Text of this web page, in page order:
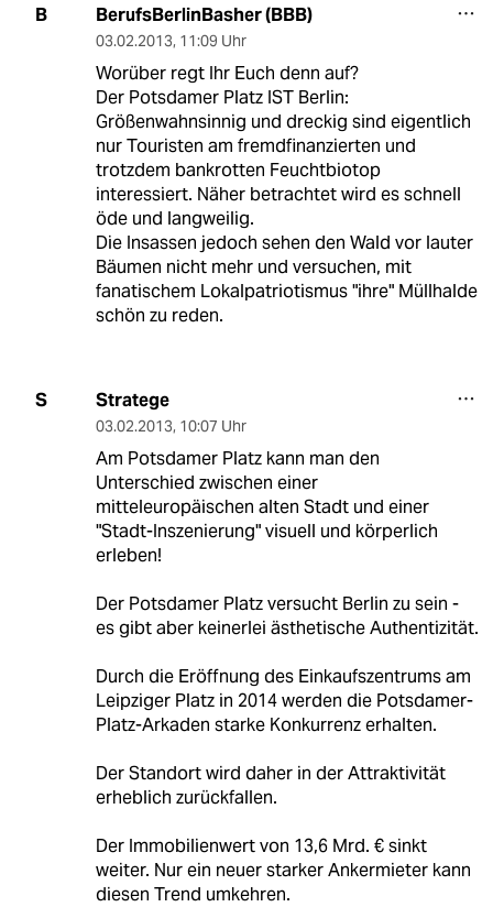
B BerufsBerlinBasher (BBB)
03.02.2013, 11:09 Uhr
Worüber regt Ihr Euch denn auf?
Der Potsdamer Platz IST Berlin:
Größenwahnsinnig und dreckig sind eigentlich
nur Touristen am fremdfinanzierten und
trotzdem bankrotten Feuchtbiotop
interessiert. Näher betrachtet wird es schnell
öde und langweilig.
Die Insassen jedoch sehen den Wald vor lauter
Bäumen nicht mehr und versuchen, mit
fanatischem Lokalpatriotismus "ihre" Müllhalde
schön zu reden.
S Stratege
03.02.2013, 10:07 Uhr
Am Potsdamer Platz kann man den
Unterschied zwischen einer
mitteleuropäischen alten Stadt und einer
"Stadt-Inszenierung" visuell und körperlich
erleben!
Der Potsdamer Platz versucht Berlin zu sein -
es gibt aber keinerlei ästhetische Authentizität.
Durch die Eröffnung des Einkaufszentrums am
Leipziger Platz in 2014 werden die Potsdamer-
Platz-Arkaden starke Konkurrenz erhalten.
Der Standort wird daher in der Attraktivität
erheblich zurückfallen.
Der Immobilienwert von 13,6 Mrd. € sinkt
weiter. Nur ein neuer starker Ankermieter kann
diesen Trend umkehren.